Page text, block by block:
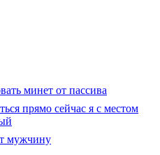
минет от пассива
прямо сейчас я с местом
мужчину